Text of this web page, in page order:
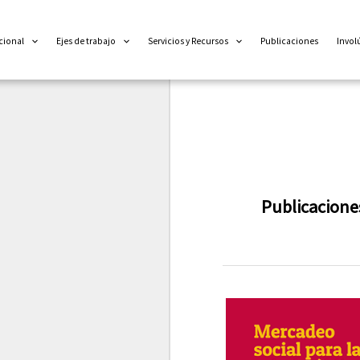
Ejes de trabajo Servicios y Recursos Publicaciones
sobre